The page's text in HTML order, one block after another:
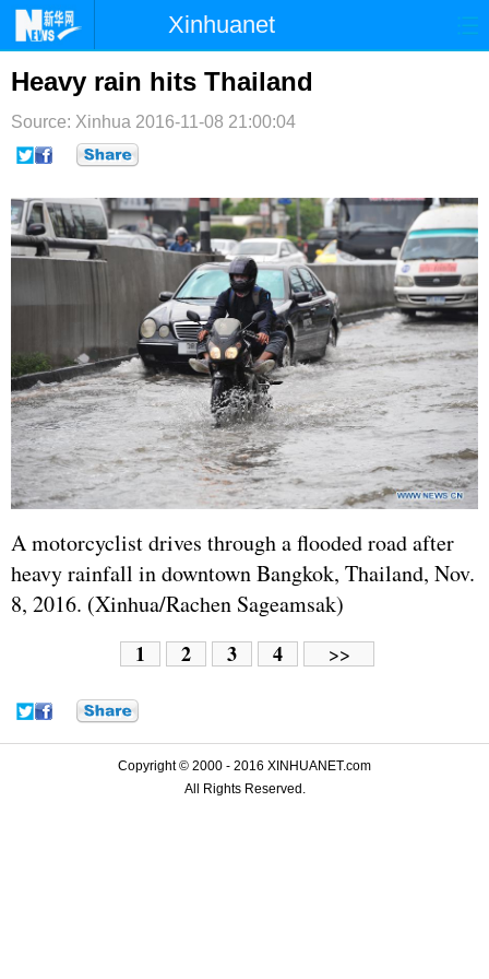
Xinhuanet
时政 国际
台湾 财经 法治
纪检
文娱 图片 视频 论坛
博客 微博
Heavy rain hits Thailand
Source: Xinhua 2016-11-08 21:00:04
A motorcyclist drives through a flooded road after
heavy rainfall in downtown Bangkok, Thailand, Nov.
8, 2016. (Xinhua/Rachen Sageamsak)
1 2 3 4 >>
Copyright © 2000 - 2016 XINHUANET.com
All Rights Reserved.